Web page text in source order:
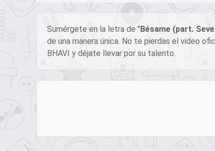
Sumérgete en la letra de "Bésame (part.
de una manera única. No te pierdas el video
BHAVI y déjate llevar por su talento.